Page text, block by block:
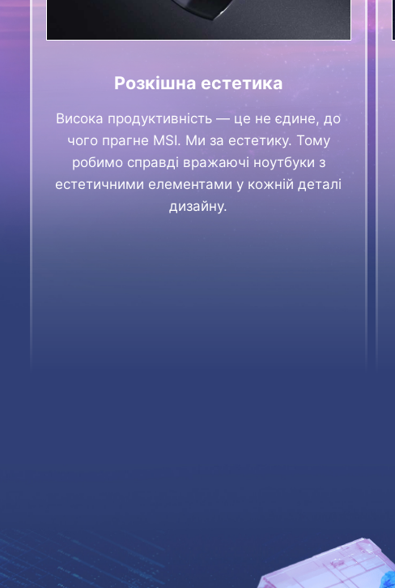
Розкішна естетика
Висока продуктивність — це не єдине, до
чого прагне MSI. Ми за естетику. Тому
робимо справді вражаючі ноутбуки з
естетичними елементами у кожній деталі
дизайну.